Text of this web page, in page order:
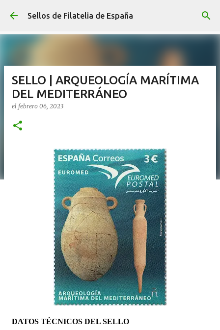
Ir al contenido principal
Sellos de Filatelia de España
SELLO | ARQUEOLOGÍA MARÍTIMA
DEL MEDITERRÁNEO
el febrero 06, 2023
DATOS TÉCNICOS DEL SELLO